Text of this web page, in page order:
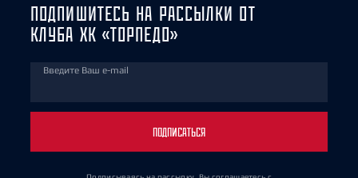
ПОДПИШИТЕСЬ НА РАССЫЛКИ ОТ
КЛУБА ХК «ТОРПЕДО»
Введите Ваш e-mail
ПОДПИСАТЬСЯ